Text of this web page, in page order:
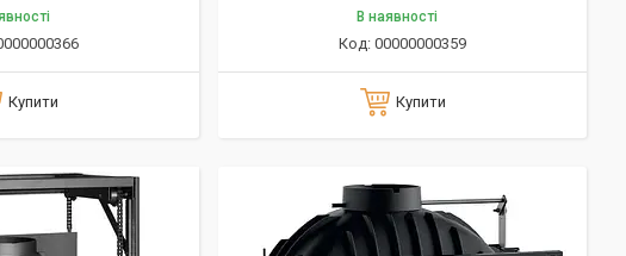
Купити
В наявності
00000000359
Купити